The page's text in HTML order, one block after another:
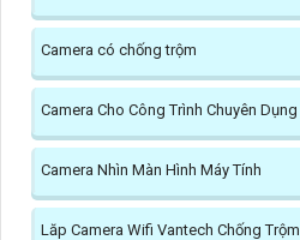
Camera có chống trộm
Camera Cho Công Trình Chuyên Dụng
Camera Nhìn Màn Hình Máy Tính
Lăp Camera Wifi Vantech Chống Trộm